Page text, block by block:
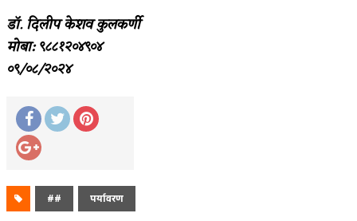
डॉ. दिलीप केशव कुलकर्णी
मोबा: ९८८१२०४९०४
०९/०८/२०२४
## पर्यावरण